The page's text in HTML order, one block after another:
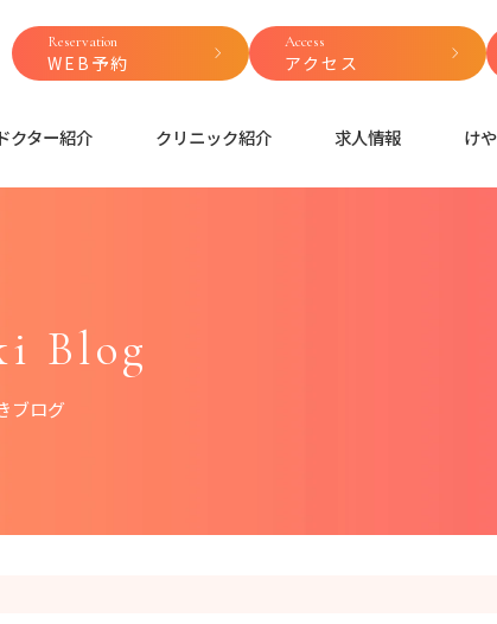
Reservation
WEB予約
Access
アクセス
ドクター紹介 クリニック紹介 求人情報 け
Blog
ブログ